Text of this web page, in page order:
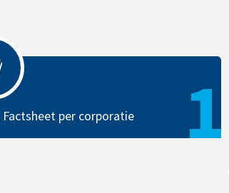
per corporatie
Factsheet per corporatie 1